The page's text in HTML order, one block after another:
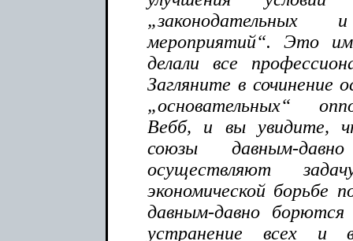
„законодательных
мероприятий“. Это
делали все
Загляните в сочинение
„основательных“
Вебб, и вы увидите,
союзы давным-
осуществляют
экономической борьбе
давным-давно
устранение всех и